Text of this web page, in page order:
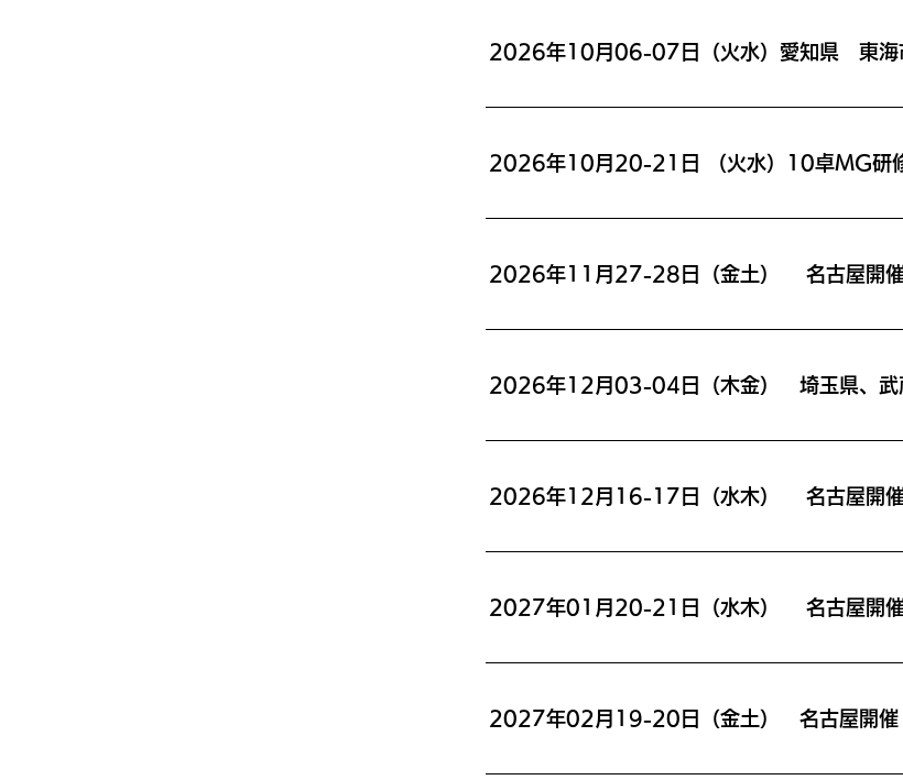
2026年10月20-21日 （火水）10卓MG研
2026年11月27-28日（金土） 名古屋開
2026年12月16-17日（水木） 名古屋開
2027年01月20-21日（水木） 名古屋開
2027年02月19-20日（金土） 名古屋開